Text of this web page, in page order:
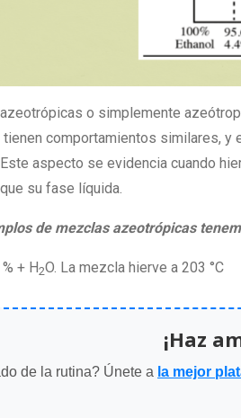
o simplemente
comportamientos similares,
aspecto se evidencia cuando
su fase líquida.
de mezclas azeotrópicas
+ H2O. La mezcla hierve a 203 °C
¡Haz
de la rutina? Únete a la mejor